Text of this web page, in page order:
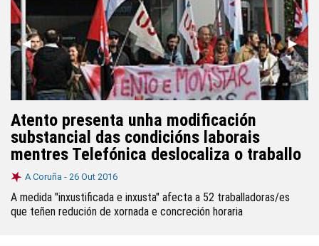
Anterior
◀︎ ▶︎
Atento presenta unha modificación
substancial das condicións laborais
mentres Telefónica deslocaliza o traballo
A Coruña - 26 Out 2016
A medida "inxustificada e inxusta" afecta a 52 traballadoras/es
que teñen redución de xornada e concreción horaria